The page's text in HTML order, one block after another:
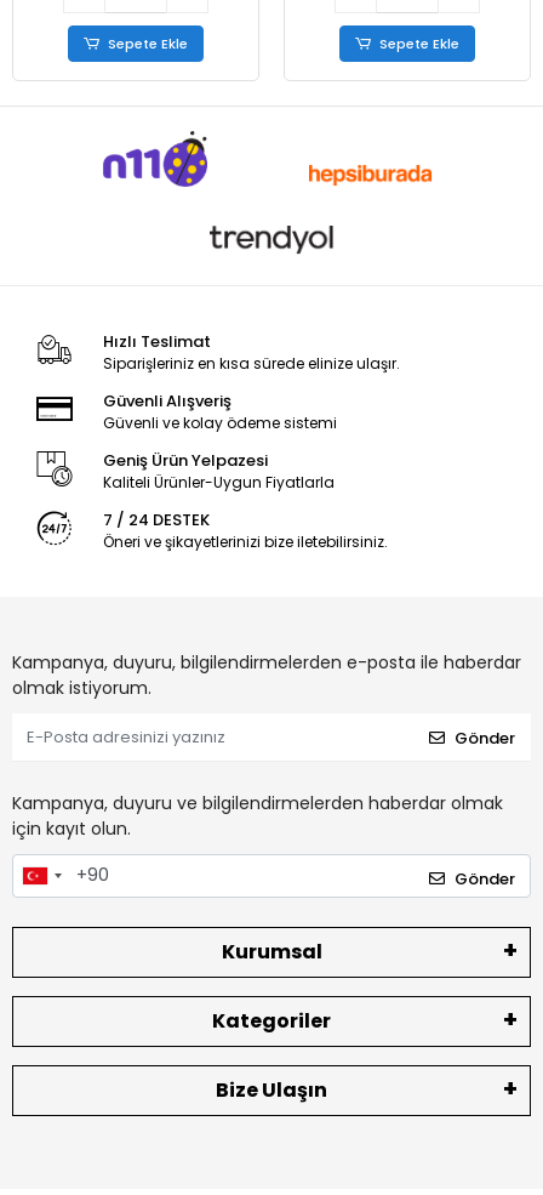
Sepete Ekle Sepete Ekle
Hızlı Teslimat
Siparişleriniz en kısa sürede elinize ulaşır.
Güvenli Alışveriş
Güvenli ve kolay ödeme sistemi
Geniş Ürün Yelpazesi
Kaliteli Ürünler-Uygun Fiyatlarla
7 / 24 DESTEK
Öneri ve şikayetlerinizi bize iletebilirsiniz.
Kampanya, duyuru, bilgilendirmelerden e-posta ile haberdar
olmak istiyorum.
Gönder
Kampanya, duyuru ve bilgilendirmelerden haberdar olmak
için kayıt olun.
Gönder
Kurumsal
Kategoriler
Bize Ulaşın